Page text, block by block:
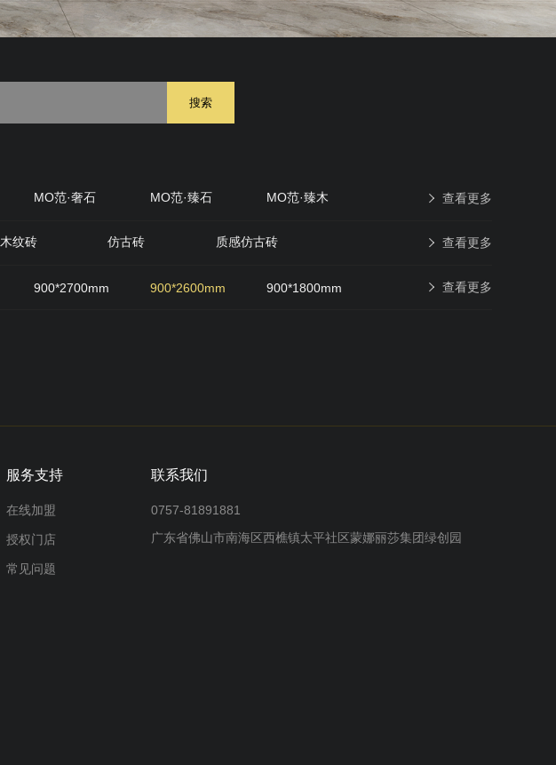
搜索
MO范·奢石 MO范·臻石 MO范·臻木 查看更多
木纹砖 仿古砖 质感仿古砖 查看更多
900*2700mm 900*2600mm
900*1800mm
查看更多
服务支持
在线加盟
授权门店
常见问题
联系我们
0757-81891881
广东省佛山市南海区西樵镇太平社区蒙娜丽莎集团绿创园